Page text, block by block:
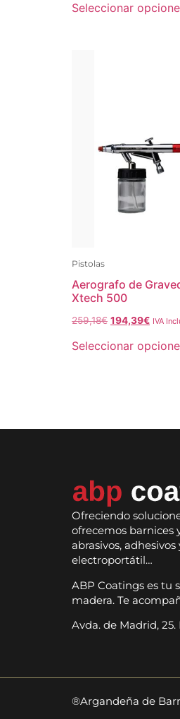
Seleccionar
Pistolas
Aerografo de
Xtech 500
259,18€ 194,39€ IVA
Seleccionar
Ofreciendo
ofrecemos barnices
abrasivos,
electroportátil…
ABP Coatings es tu
madera. Te
Avda. de Madrid, 25.
®Argandeña de